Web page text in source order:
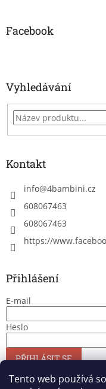
Tento web používá
Facebook
Vyhledávání
Kontakt
info@4bambini.cz
608067463
608067463
https://
Přihlášení
E-mail
Heslo
PŘIHLÁSIT SE
Nová registrace